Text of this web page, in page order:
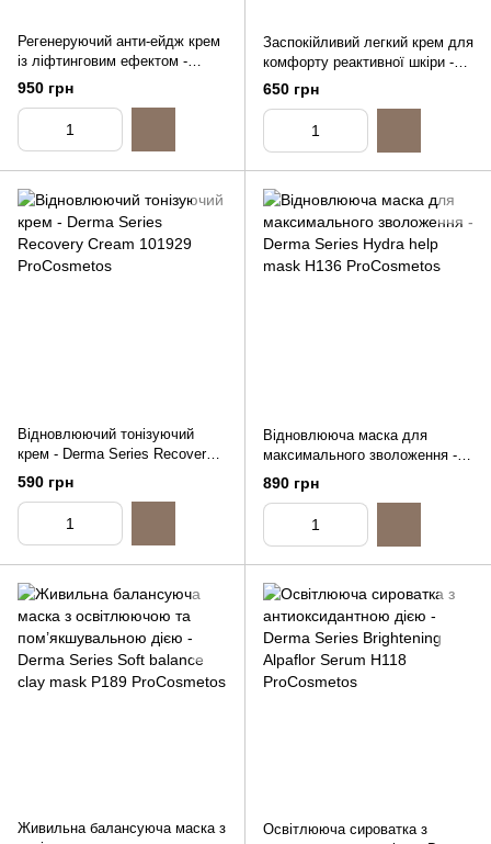
Регенеруючий анти-ейдж крем
із ліфтинговим ефектом -
Derma Series Renew lifting
cream, 50ml
950 грн
Заспокійливий легкий крем для
комфорту реактивної шкіри -
Derma Series Calming light-
cream, 50ml
650 грн
Відновлюючий тонізуючий
крем - Derma Series Recovery
Cream, 50ml
590 грн
Відновлююча маска для
максимального зволоження -
Derma Series Hydra help mask,
890 грн
Живильна балансуюча маска з
Освітлююча сироватка з